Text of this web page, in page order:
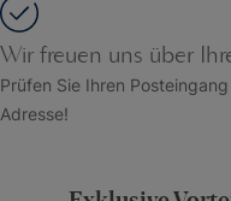
Wir freuen uns über
Prüfen Sie Ihren
Adresse!